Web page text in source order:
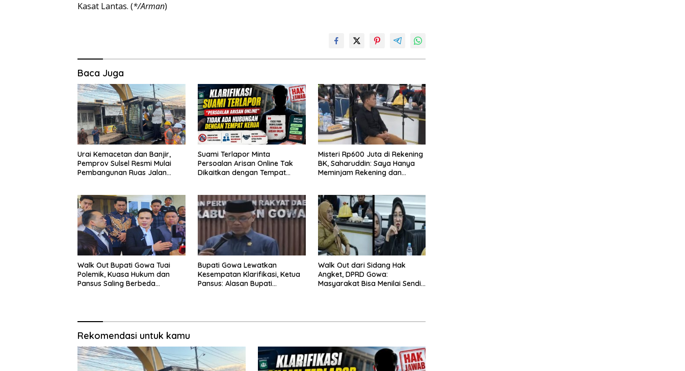
Kasat Lantas. (*/Arman)
Baca Juga
Urai Kemacetan dan Banjir,
Pemprov Sulsel Resmi Mulai
Pembangunan Ruas Jalan
Suami Terlapor Minta
Persoalan Arisan Online Tak
Dikaitkan dengan Tempat
Misteri Rp600 Juta di Rekening
BK, Saharuddin: Saya Hanya
Meminjam Rekening dan
Walk Out Bupati Gowa Tuai
Polemik, Kuasa Hukum dan
Pansus Saling Berbeda
Bupati Gowa Lewatkan
Kesempatan Klarifikasi, Ketua
Pansus: Alasan Bupati
Walk Out dari Sidang Hak
Angket, DPRD Gowa:
Masyarakat Bisa Menilai Sendiri
Rekomendasi untuk kamu